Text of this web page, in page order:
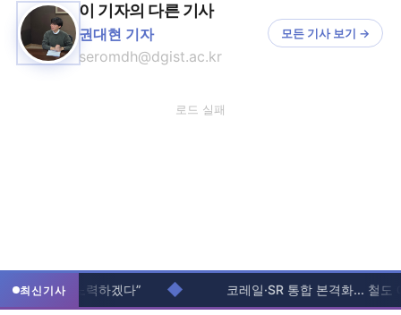
이 기자의 다른 기사
권대현 기자
seromdh@dgist.ac.kr
모든 기사 보기 →
로드 실패
최신기사
소화에 노력하겠다” 코레일·SR 통합 본격화... 철도 예